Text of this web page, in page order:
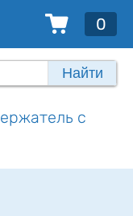
0
Найти
с